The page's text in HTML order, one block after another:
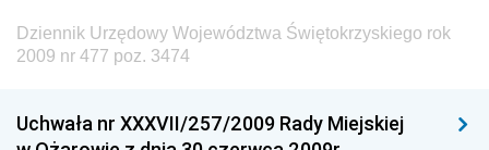
Dziennik Urzędowy Ministra Budownictwa
Dziennik Urzędowy Ministra Nauki i Szkolnictwa
Dziennik Urzędowy Głównego Urzędu Miar
Dziennik Urzędowy Województwa Świętokrzyskiego rok
2009 nr 477 poz. 3474
Uchwała nr XXXVII/257/2009 Rady Miejskiej